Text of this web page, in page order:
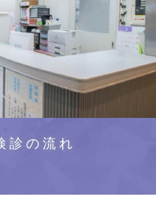
診の流れ